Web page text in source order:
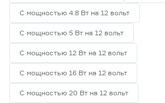
С мощностью 4.8 Вт на 12 вольт
С мощностью 5 Вт на 12 вольт
С мощностью 12 Вт на 12 вольт
С мощностью 16 Вт на 12 вольт
С мощностью 20 Вт на 12 вольт